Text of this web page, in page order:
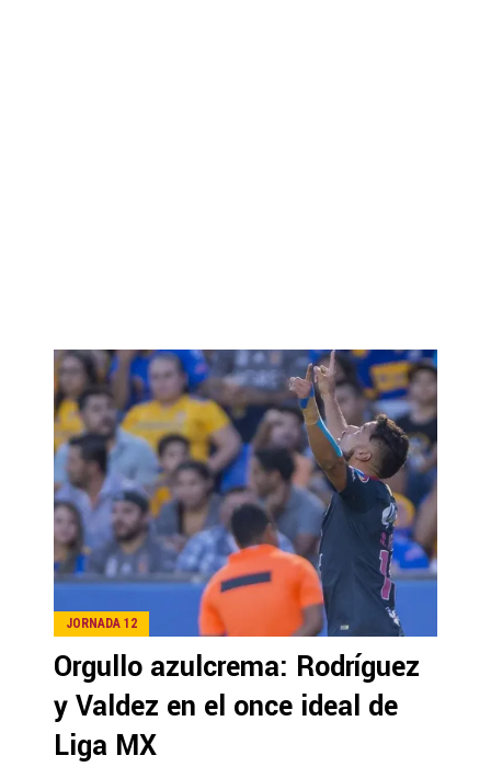
JORNADA 12
Orgullo azulcrema: Rodríguez
y Valdez en el once ideal de
Liga MX